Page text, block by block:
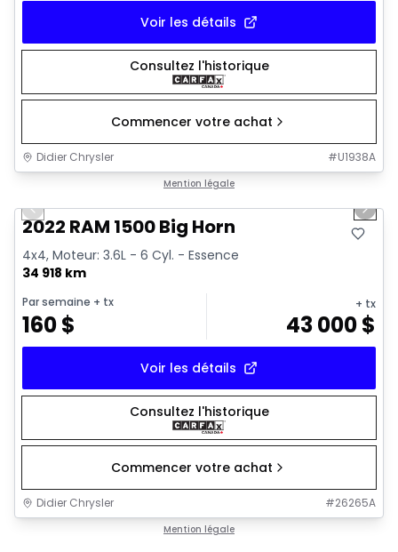
Voir les détails
Consultez l'historique
Commencer votre achat
Didier Chrysler #U1938A
Mention légale
Previous slide Next
2022 RAM 1500 Big Horn
4x4, Moteur: 3.6L - 6 Cyl. - Essence
34 918 km
Par semaine + tx
160$
+ tx
43 000$
Voir les détails
Consultez l'historique
Commencer votre achat
Didier Chrysler #26265A
Mention légale